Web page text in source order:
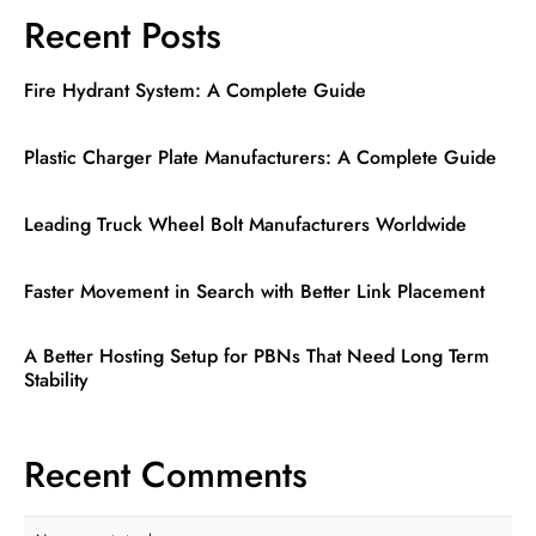
Recent Posts
Fire Hydrant System: A Complete Guide
Plastic Charger Plate Manufacturers: A Complete Guide
Leading Truck Wheel Bolt Manufacturers Worldwide
Faster Movement in Search with Better Link Placement
A Better Hosting Setup for PBNs That Need Long Term
Stability
Recent Comments